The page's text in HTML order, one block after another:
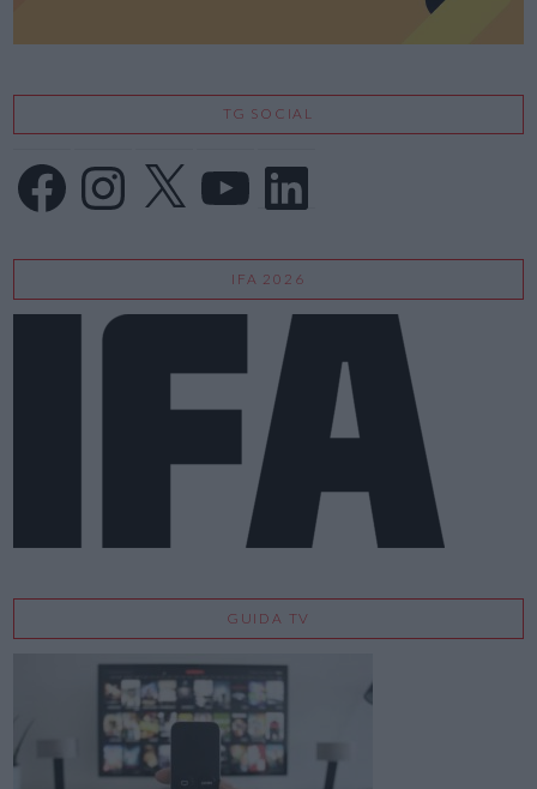
TG SOCIAL
FacebookInstagram
X YouTube LinkedIn
IFA 2026
GUIDA TV